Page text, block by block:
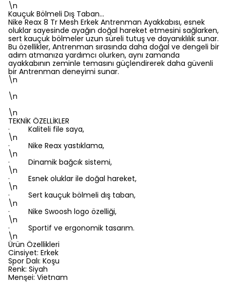
\n
Kauçuk Bölmeli Dış Taban…
Nike Reax 8 Tr Mesh Erkek Antrenman Ayakkabısı, esnek
oluklar sayesinde ayağın doğal hareket etmesini sağlarken,
sert kauçuk bölmeler uzun süreli tutuş ve dayanıklılık sunar.
Bu özellikler, Antrenman sırasında daha doğal ve dengeli bir
adım atmanıza yardımcı olurken, aynı zamanda
ayakkabının zeminle temasını güçlendirerek daha güvenli
bir Antrenman deneyimi sunar.
\n
\n
\n
TEKNİK ÖZELLİKLER
· Kaliteli file saya,
\n
· Nike Reax yastıklama,
\n
· Dinamik bağcık sistemi,
\n
· Esnek oluklar ile doğal hareket,
\n
· Sert kauçuk bölmeli dış taban,
\n
· Nike Swoosh logo özelliği,
\n
· Sportif ve ergonomik tasarım.
\n
Ürün Özellikleri
Cinsiyet: Erkek
Spor Dalı: Koşu
Renk: Siyah
Menşei: Vietnam